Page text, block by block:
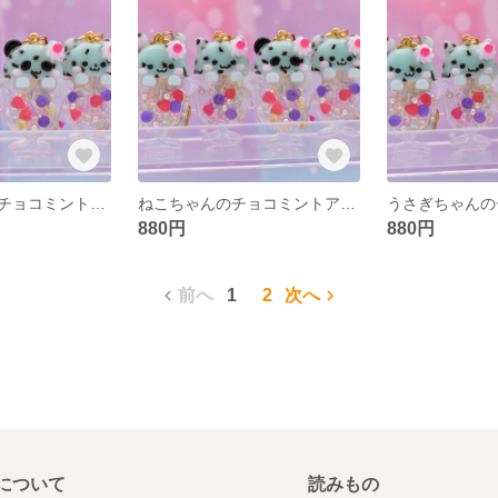
880円 880円
前へ 1 2 次へ
ついて 読みもの